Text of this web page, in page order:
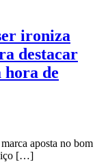
ironiza
destacar
de
aposta no bom
[…]